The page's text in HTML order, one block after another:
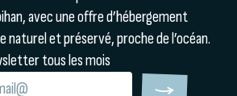
avec une offre d’hébergement
naturel et préservé, proche de l’océan.
tous les mois